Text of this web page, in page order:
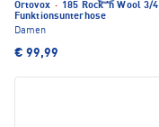
Ortovox · 185 Rock 'n Wool 3/4
Funktionsunterhose
Damen
€ 99,99